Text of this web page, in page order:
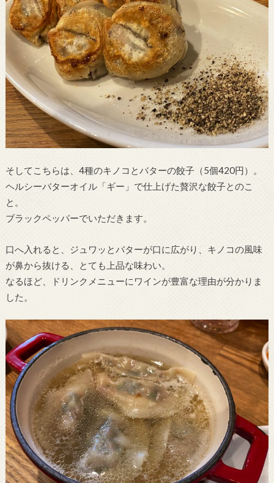
そしてこちらは、4種のキノコとバターの餃子（5個420円）。
ヘルシーバターオイル「ギー」で仕上げた贅沢な餃子とのこ
と。
ブラックペッパーでいただきます。
口へ入れると、ジュワッとバターが口に広がり、キノコの風味
が鼻から抜ける、とても上品な味わい。
なるほど、ドリンクメニューにワインが豊富な理由が分かりま
した。